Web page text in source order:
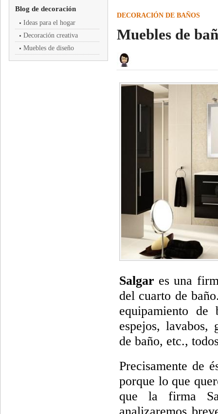
Blog de decoración
Ideas para el hogar
Decoración creativa
Muebles de diseño
DECORACIÓN DE BAÑOS
Muebles de
Salgar es una
del cuarto de
equipamiento de
espejos, lavabos,
de baño, etc.,
Precisamente de
porque lo que
que la firma